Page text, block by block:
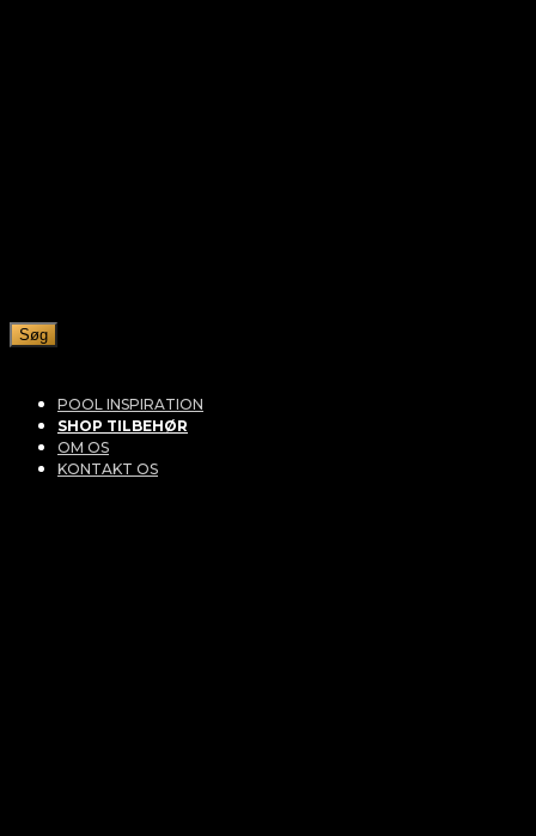
Søg
POOL INSPIRATION
SHOP TILBEHØR
OM OS
KONTAKT OS